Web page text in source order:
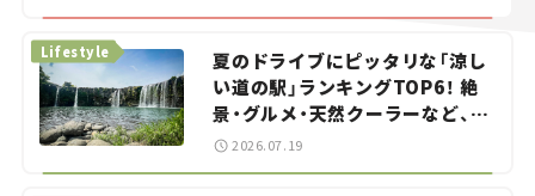
夏のドライブにピッタリな「涼し
い道の駅」ランキングTOP6！ 絶
景・グルメ・天然クーラーなど、避
暑におすすめのスポットを紹介
【道の駅マニアの推し駅ガイド】
Lifestyle
2026.07.19